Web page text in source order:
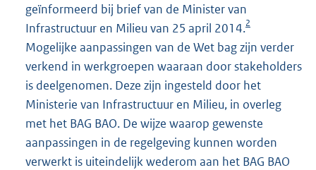
geïnformeerd bij brief van de Minister van
Infrastructuur en Milieu van 25 april 2014.2
Mogelijke aanpassingen van de Wet bag zijn verder
verkend in werkgroepen waaraan door stakeholders
is deelgenomen. Deze zijn ingesteld door het
Ministerie van Infrastructuur en Milieu, in overleg
met het BAG BAO. De wijze waarop gewenste
aanpassingen in de regelgeving kunnen worden
verwerkt is uiteindelijk wederom aan het BAG BAO